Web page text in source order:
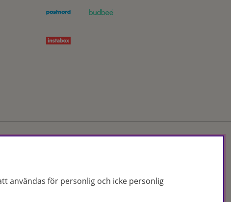
användas för personlig och icke personlig